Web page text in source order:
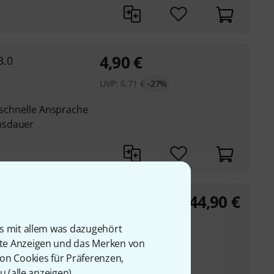
mit allem was dazugehört
Anzeigen und das Merken von
Cookies für Präferenzen,
Ansprache
4,90€
UVP: 6,71 € -27%
44,90 €